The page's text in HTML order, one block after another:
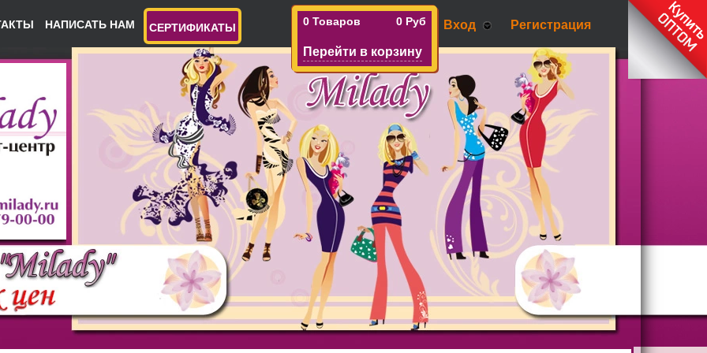
0 Товаров 0 Руб
Перейти в корзину
Вход Регистрация
НАПИСАТЬ НАМ СЕРТИФИКАТЫ